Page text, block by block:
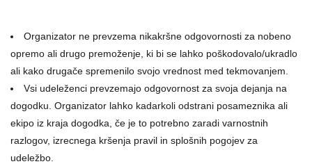
Organizator ne prevzema nikakršne odgovornosti za nobeno
opremo ali drugo premoženje, ki bi se lahko poškodovalo/ukradlo
ali kako drugače spremenilo svojo vrednost med tekmovanjem.
Vsi udeleženci prevzemajo odgovornost za svoja dejanja na
dogodku. Organizator lahko kadarkoli odstrani posameznika ali
ekipo iz kraja dogodka, če je to potrebno zaradi varnostnih
razlogov, izrecnega kršenja pravil in splošnih pogojev za
udeležbo.